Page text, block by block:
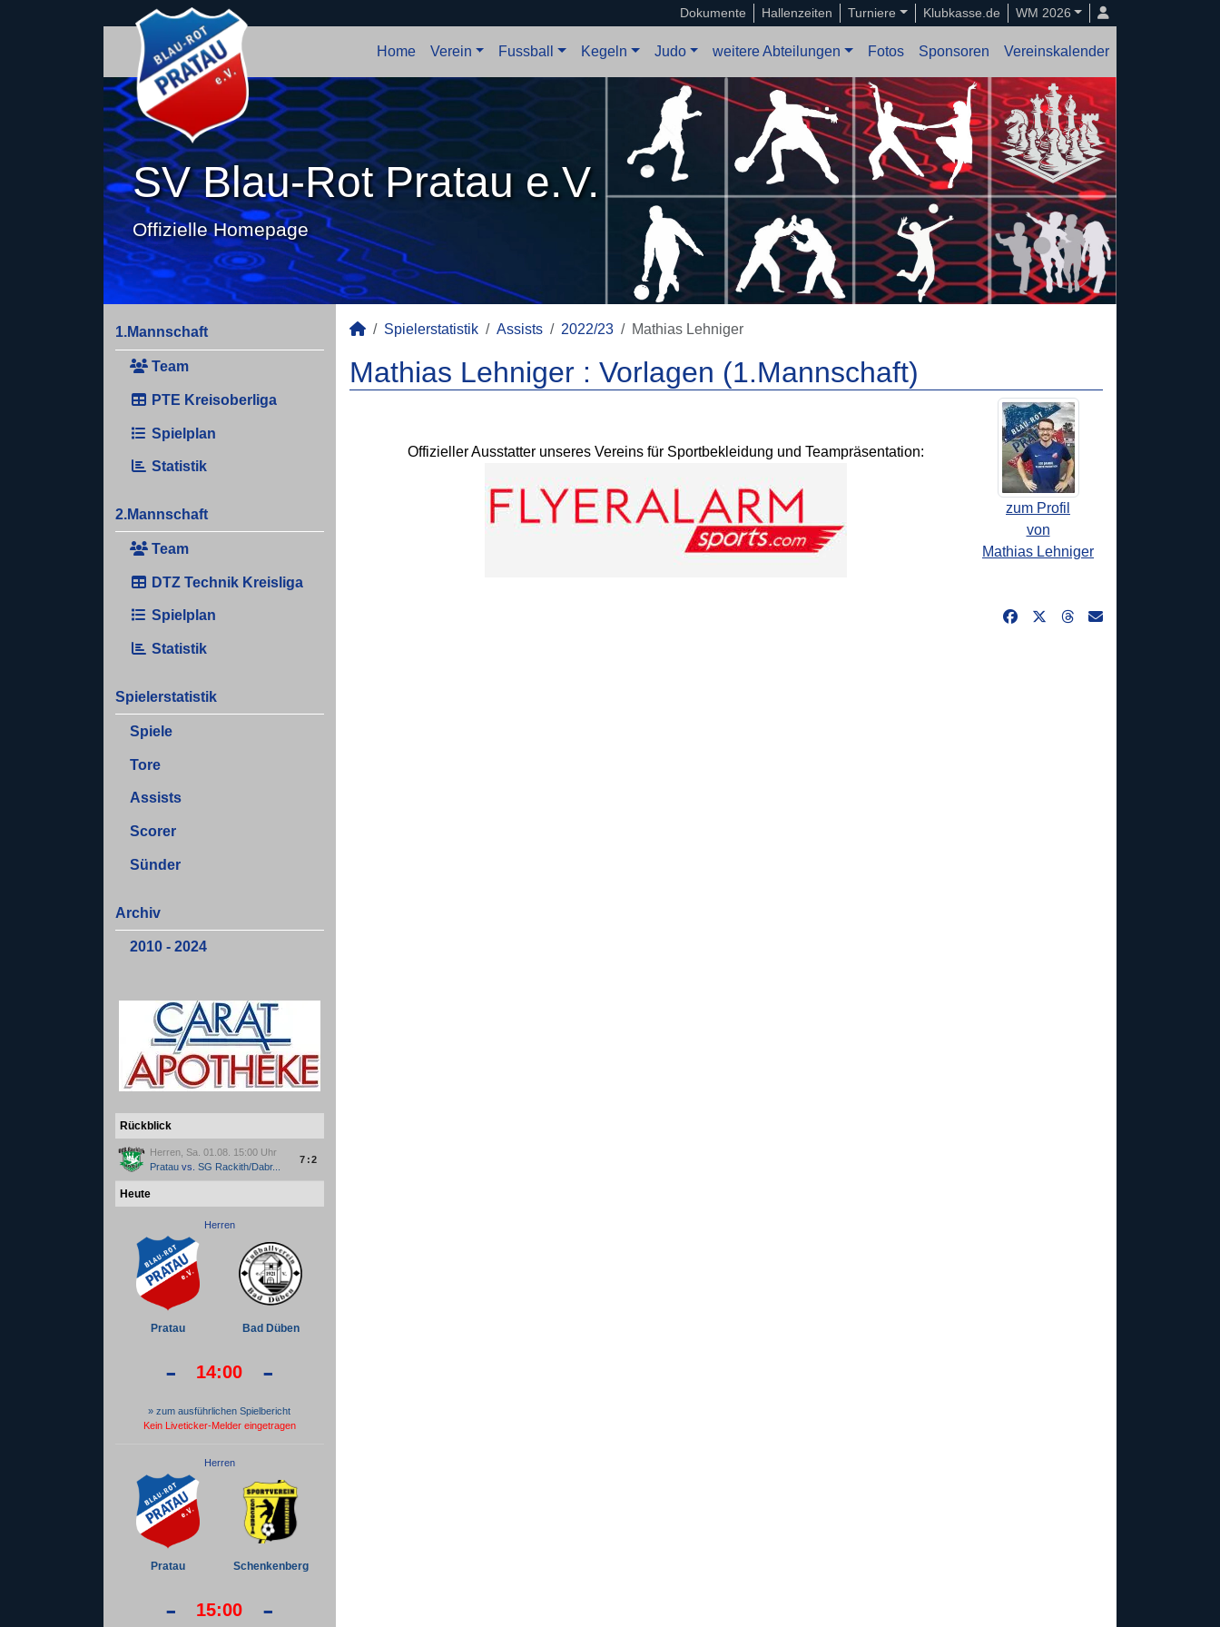
Dokumente Hallenzeiten Turniere Klubkasse.de WM 2026
Home Verein Fussball Kegeln Judo weitere Abteilungen Fotos Sponsoren Vereinskalender
SV Blau-Rot Pratau e.V.
Offizielle Homepage
1.Mannschaft
Team
PTE Kreisoberliga
Spielplan
Statistik
2.Mannschaft
Team
DTZ Technik Kreisliga
Spielplan
Statistik
Spielerstatistik
Spiele
Tore
Assists
Scorer
Sünder
Archiv
2010 - 2024
Rückblick
Herren, Sa. 01.08. 15:00 Uhr
Pratauvs. SG Rackith/Dabr...
7:2
Heute
Herren
Pratau Bad Düben
- 14:00 -
» zum ausführlichen Spielbericht
Kein Liveticker-Melder eingetragen
Herren
Pratau Schenkenberg
- 15:00 -
Spielerstatistik Assists 2022/23 Mathias Lehniger
Mathias Lehniger : Vorlagen (1.Mannschaft)
zum Profil
von
Mathias Lehniger
Offizieller Ausstatter unseres Vereins für Sportbekleidung und Teampräsentation: